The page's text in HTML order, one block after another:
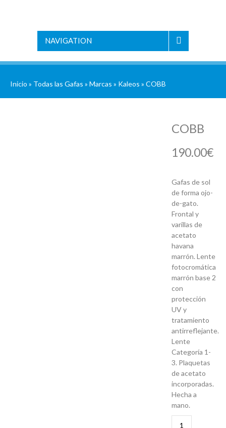
NAVIGATION
Inicio » Todas las Gafas » Marcas » Kaleos » COBB
COBB
190.00€
Gafas de sol
de forma ojo-
de-gato.
Frontal y
varillas de
acetato
havana
marrón. Lente
fotocromática
marrón base 2
con
protección
UV y
tratamiento
antirreflejante.
Lente
Categoría 1-
3. Plaquetas
de acetato
incorporadas.
Hecha a
mano.